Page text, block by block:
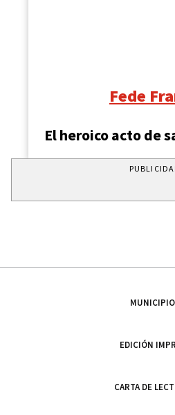
Fede
El heroico acto de
EDICIÓN
CARTA DE